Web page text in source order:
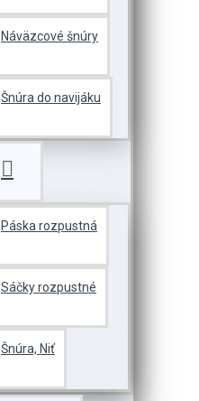
Náväzcové šnúry
Šnúra do navijáku
Páska rozpustná
Sáčky rozpustné
Šnúra, Niť